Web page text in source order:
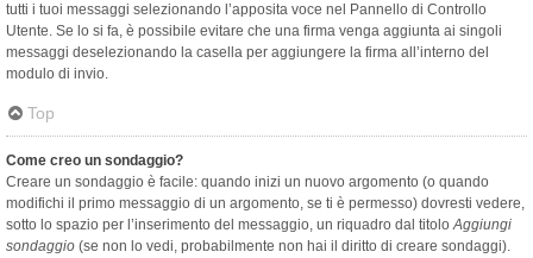
tutti i tuoi messaggi selezionando l’apposita voce nel Pannello di Controllo
Utente. Se lo si fa, è possibile evitare che una firma venga aggiunta ai singoli
messaggi deselezionando la casella per aggiungere la firma all’interno del
modulo di invio.
Top
Come creo un sondaggio?
Creare un sondaggio è facile: quando inizi un nuovo argomento (o quando
modifichi il primo messaggio di un argomento, se ti è permesso) dovresti vedere,
sotto lo spazio per l’inserimento del messaggio, un riquadro dal titoloAggiungi
sondaggio (se non lo vedi, probabilmente non hai il diritto di creare sondaggi).